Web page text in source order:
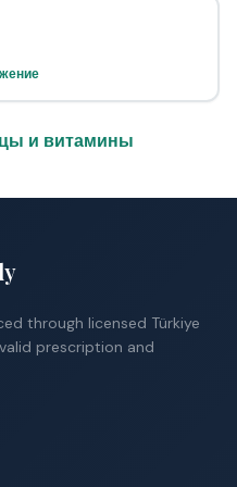
и витамины
through licensed Türkiye
prescription and